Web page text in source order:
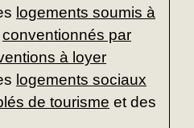
logements soumis à
conventionnés par
à loyer
logements sociaux
de tourisme et des